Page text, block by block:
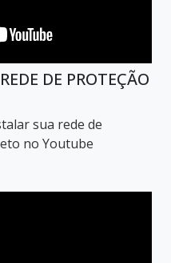
DE PROTEÇÃO
sua rede de
no Youtube